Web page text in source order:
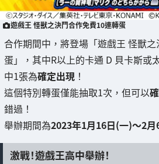
遊戲王 怪獸之決鬥合作免費10連轉蛋
合作期間中，將登場「遊戲王 怪獸
蛋」，其中R以上的卡通 D 貝卡斯或
中1張為確定出現 ！
這個特別轉蛋僅能抽取1次，但可以
錯過！
舉辦期間為2023年1月16日(一)～2
激戰！遊戲王高中舉辦！